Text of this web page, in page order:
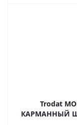
Trodat
КАРМАННЫЙ